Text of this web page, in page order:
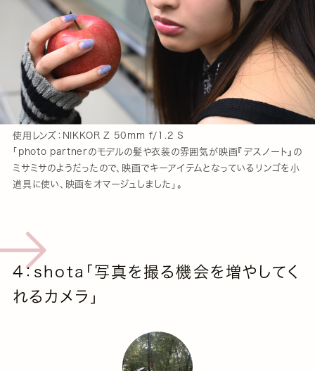
使用レンズ：NIKKOR Z 50mm f/1.2 S
「photo partnerのモデルの髪や衣装の雰囲気が映画『デスノート』の
ミサミサのようだったので、映画でキーアイテムとなっているリンゴを小
道具に使い、映画をオマージュしました」。
4：shota「写真を撮る機会を増やしてく
れるカメラ」